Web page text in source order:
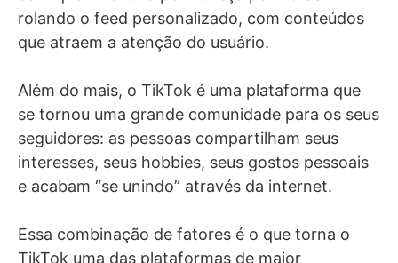
rolando o feed personalizado, com conteúdos
que atraem a atenção do usuário.
Além do mais, o TikTok é uma plataforma que
se tornou uma grande comunidade para os seus
seguidores: as pessoas compartilham seus
interesses, seus hobbies, seus gostos pessoais
e acabam “se unindo” através da internet.
Essa combinação de fatores é o que torna o
TikTok uma das plataformas de maior